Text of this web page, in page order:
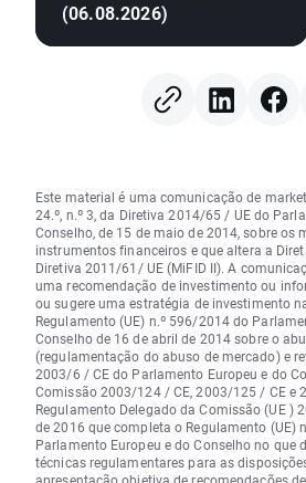
(06.08.2026)
Este material é uma comunicação de
24.º, n.º 3, da Diretiva 2014/65 / UE do
Conselho, de 15 de maio de 2014, sobre os
instrumentos financeiros e que altera a
Diretiva 2011/61/ UE (MiFID II). A
uma recomendação de investimento ou
ou sugere uma estratégia de investimento
Regulamento (UE) n.º 596/2014 do
Conselho de 16 de abril de 2014 sobre o
(regulamentação do abuso de mercado) e
2003/6 / CE do Parlamento Europeu e do
Comissão 2003/124 / CE, 2003/125 / CE e
Regulamento Delegado da Comissão (UE )
de 2016 que completa o Regulamento (UE)
Parlamento Europeu e do Conselho no que
técnicas regulamentares para as